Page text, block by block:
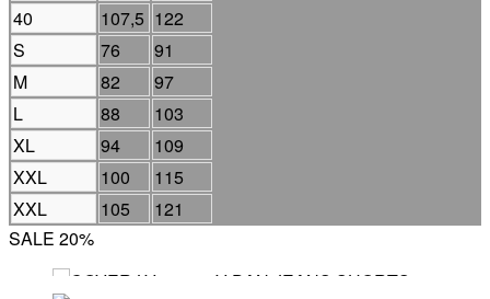
40
107,5 122
S
76
91
M
82
97
L
88
103
XL
94
109
XXL
100
115
XXL
105
121
SALE 20%